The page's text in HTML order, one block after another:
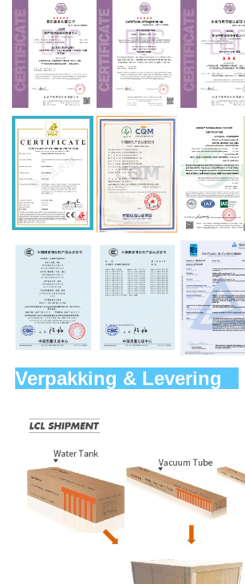
Verpakking & Levering